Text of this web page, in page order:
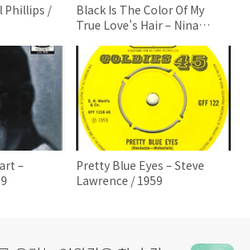
Phillips /
Black Is The Color Of My
True Love's Hair – Nina
–
Pretty Blue Eyes – Steve
Lawrence / 1959